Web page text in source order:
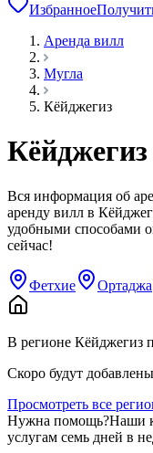
Избранное
Аренда вилл
Мугла
Кёйджегиз
Кёйджегиз
Вся информация об
аренду вилл в
удобными способами
сейчас!
Фетхие Ортаджа
В регионе Кёйджегиз
Скоро будут
Просмотреть все
Нужна помощь?Наши
услугам семь дней в